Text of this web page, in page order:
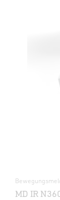
MD IR